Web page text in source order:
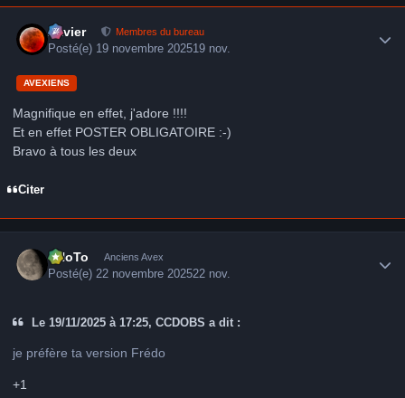
Xavier Membres du bureau
Posté(e) 19 novembre 202519 nov.
AVEXIENS
Magnifique en effet, j'adore !!!!
Et en effet POSTER OBLIGATOIRE :-)
Bravo à tous les deux
Citer
FHoTo Anciens Avex
Posté(e) 22 novembre 202522 nov.
Le 19/11/2025 à 17:25, CCDOBS a dit :
je préfère ta version Frédo
+1